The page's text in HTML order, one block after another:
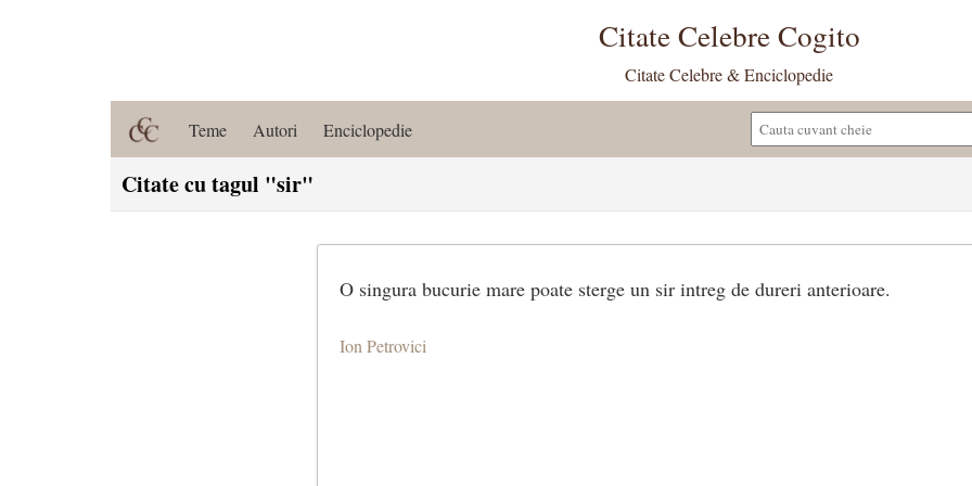
Citate Celebre Cogito
Citate Celebre & Enciclopedie
Teme Autori Enciclopedie
Citate cu tagul "sir"
O singura bucurie mare poate sterge un sir intreg de dureri anterioare.
Ion Petrovici